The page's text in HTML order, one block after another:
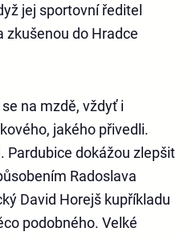
jej sportovní ředitel
zkušenou do Hradce
na mzdě, vždyť i
jakého přivedli.
Pardubice dokážou zlepšit
Radoslava
David Horejš kupříkladu
podobného. Velké